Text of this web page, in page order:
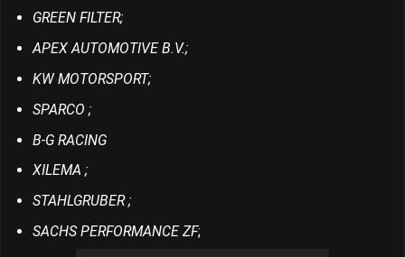
GREEN FILTER;
APEX AUTOMOTIVE B.V.;
KW MOTORSPORT;
SPARCO ;
B-G RACING
XILEMA ;
STAHLGRUBER ;
SACHS PERFORMANCE ZF;